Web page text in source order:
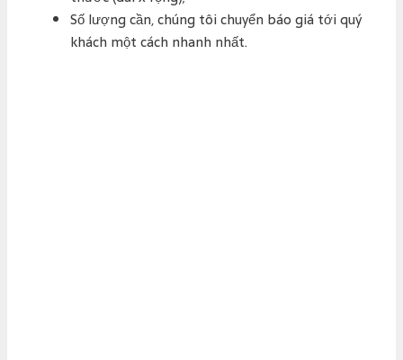
Số lượng cần, chúng tôi chuyển báo giá tới quý
khách một cách nhanh nhất.